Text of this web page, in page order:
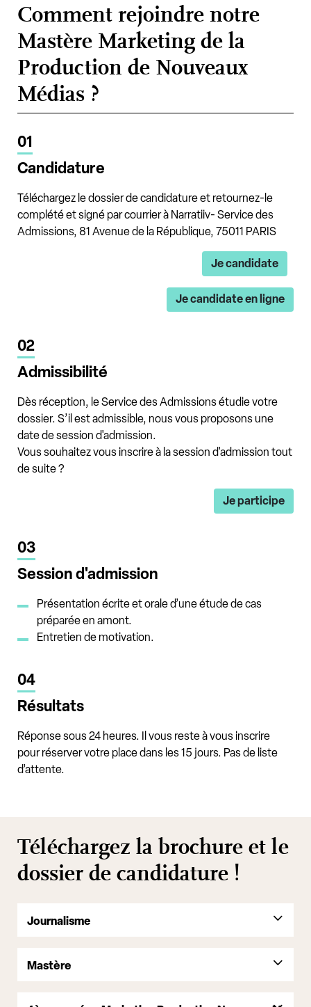
Comment rejoindre notre
Mastère Marketing de la
Production de Nouveaux
Médias ?
01
Candidature
Téléchargez le dossier de candidature et retournez-le
complété et signé par courrier à Narratiiv- Service des
Admissions, 81 Avenue de la République, 75011 PARIS
Je candidate
Je candidate en ligne
02
Admissibilité
Dès réception, le Service des Admissions étudie votre
dossier. S’il est admissible, nous vous proposons une
date de session d'admission.
Vous souhaitez vous inscrire à la session d'admission tout
de suite ?
Je participe
03
Session d'admission
Présentation écrite et orale d’une étude de cas
préparée en amont.
Entretien de motivation.
04
Résultats
Réponse sous 24 heures. Il vous reste à vous inscrire
pour réserver votre place dans les 15 jours. Pas de liste
d’attente.
Téléchargez la brochure et le
dossier de candidature !